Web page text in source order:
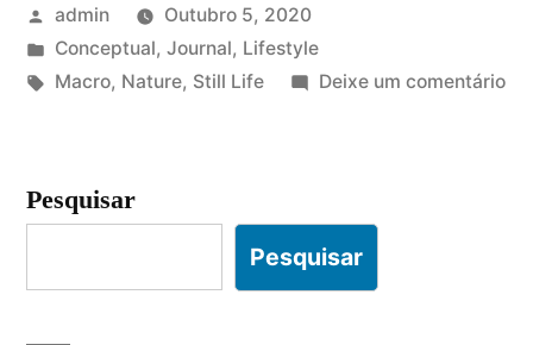
elit
libero
Publicado
por
admin
Outubro 5, 2020
Publicado
em
Conceptual, Journal, Lifestyle
Etiquetas:
Macro, Nature, Still Life Deixe um comentárioem
Pesquisar
Pesquisar